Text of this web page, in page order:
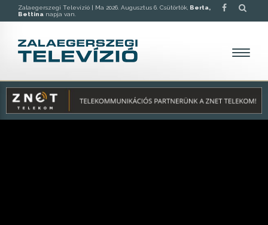
Zalaegerszegi Televízió | Ma 2026. Augusztus 6. Csütörtök, Berta,
Bettina napja van.